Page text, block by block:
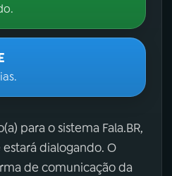
para o sistema Fala.BR,
estará dialogando. O
de comunicação da